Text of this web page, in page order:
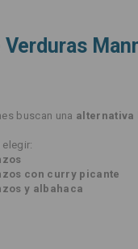
Verduras
buscan una alternativa
con curry picante
y albahaca